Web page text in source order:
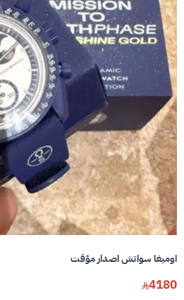
اوميغا سواتش اصدار مؤقت
4180